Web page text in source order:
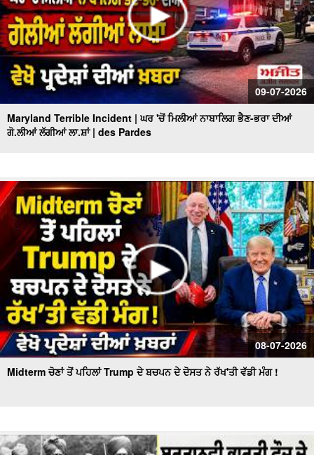
09-07-2026
Maryland Terrible Incident | ਘਰ 'ਚੋਂ ਮਿਲੀਆਂ ਨਾਬਾਲਿਗ ਭੈਣ-ਭਰਾ ਦੀਆਂ
ਗੋ.ਲੀਆਂ ਲੱਗੀਆਂ ਲਾ.ਸ਼ਾਂ | des Pardes
08-07-2026
Midterm ਚੋਣਾਂ ਤੋਂ ਪਹਿਲਾਂ Trump ਦੇ ਬਚਪਨ ਦੇ ਦੋਸਤ ਨੇ ਰੱਖ'ਤੀ ਵੱਡੀ ਮੰਗ !